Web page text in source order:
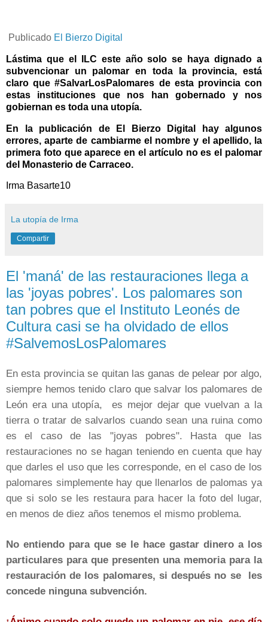
Publicado El Bierzo Digital
Lástima que el ILC este año solo se haya dignado a
subvencionar un palomar en toda la provincia, está
claro que #SalvarLosPalomares de esta provincia con
estas instituciones que nos han gobernado y nos
gobiernan es toda una utopía.
En la publicación de El Bierzo Digital hay algunos
errores, aparte de cambiarme el nombre y el apellido, la
primera foto que aparece en el artículo no es el palomar
del Monasterio de Carraceo.
Irma Basarte10
La utopía de Irma
Compartir
El 'maná' de las restauraciones llega a
las 'joyas pobres'. Los palomares son
tan pobres que el Instituto Leonés de
Cultura casi se ha olvidado de ellos
#SalvemosLosPalomares
En esta provincia se quitan las ganas de pelear por algo,
siempre hemos tenido claro que salvar los palomares de
León era una utopía, es mejor dejar que vuelvan a la
tierra o tratar de salvarlos cuando sean una ruina como
es el caso de las "joyas pobres". Hasta que las
restauraciones no se hagan teniendo en cuenta que hay
que darles el uso que les corresponde, en el caso de los
palomares simplemente hay que llenarlos de palomas ya
que si solo se les restaura para hacer la foto del lugar,
en menos de diez años tenemos el mismo problema.
No entiendo para que se le hace gastar dinero a los
particulares para que presenten una memoria para la
restauración de los palomares, si después no se les
concede ninguna subvención.